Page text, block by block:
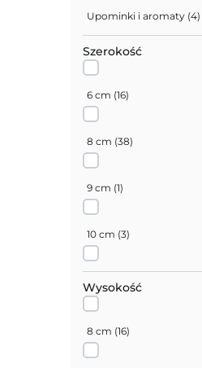
Niebieski (2)
Pomarańczowy (2)
Upominki i aromaty (4)
Szerokość
6 cm (16)
8 cm (38)
9 cm (1)
10 cm (3)
11 cm (
15 cm (2)
Wysokość
8 cm (16)